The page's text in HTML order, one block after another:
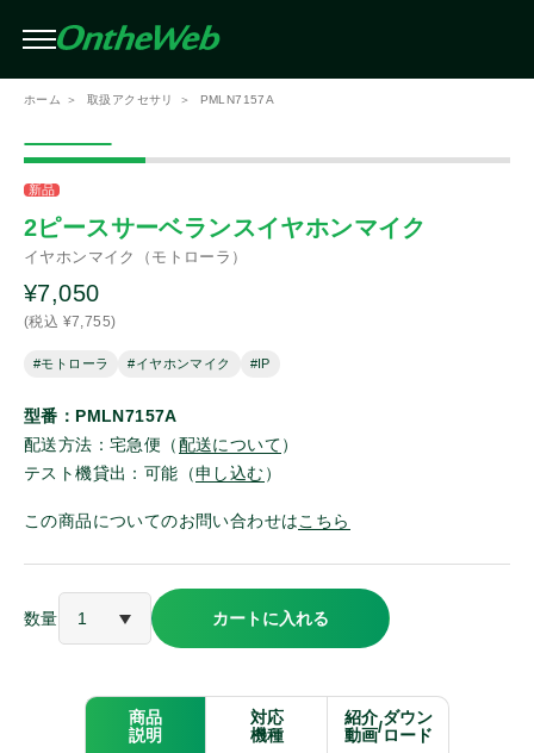
ホーム 取扱アクセサリ PMLN7157A
新品
2ピースサーベランスイヤホンマイク
イヤホンマイク（モトローラ）
¥7,050
(税込 ¥7,755)
#モトローラ #イヤホンマイク #IP
型番：PMLN7157A
配送方法：宅急便（配送について）
テスト機貸出：可能（申し込む）
この商品についてのお問い合わせはこちら
数量 カートに入れる
商品
説明
対応
機種
紹介
動画/ダウン
ロード
メーカー
アイコム
スタンダード
スタンダードホライゾン
アルインコ
ケンウッド
パナソニック